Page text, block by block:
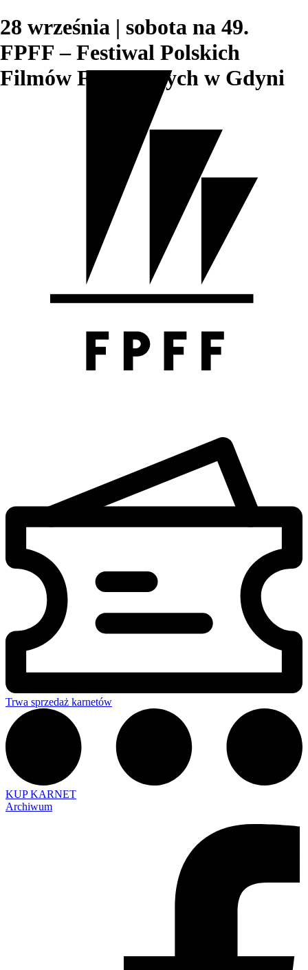
28 września | sobota na 49.
FPFF – Festiwal Polskich
Filmów Fabularnych w Gdyni
Trwa sprzedaż karnetów
KUP KARNET
Archiwum